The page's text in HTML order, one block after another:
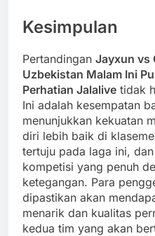
Kesimpulan
Pertandingan Jayxun vs
Uzbekistan Malam Ini
Perhatian Jalalive tidak
Ini adalah kesempatan
menunjukkan kekuatan
diri lebih baik di
tertuju pada laga ini,
kompetisi yang penuh
ketegangan. Para
dipastikan akan
menarik dan kualitas
kedua tim yang akan